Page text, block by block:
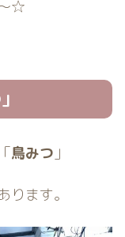
☆
鳥みつ 」
ます。